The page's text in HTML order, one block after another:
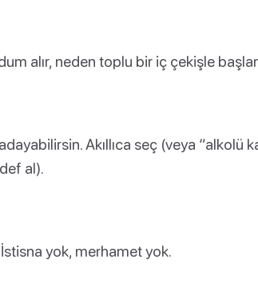
alır, neden toplu bir iç çekişle
Akıllıca seç (veya “alkolü
al).
yok, merhamet yok.